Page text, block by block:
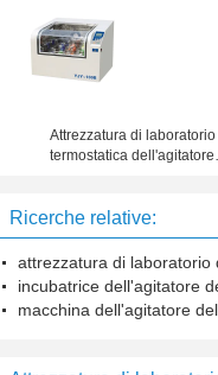
Attrezzatura di laboratorio
termostatica dell'agitatore
Ricerche relative:
attrezzatura di laboratorio
incubatrice dell'agitatore
macchina dell'agitatore